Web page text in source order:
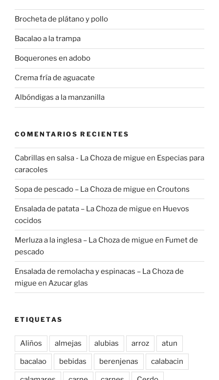
Brocheta de plátano y pollo
Bacalao a la trampa
Boquerones en adobo
Crema fría de aguacate
Albóndigas a la manzanilla
COMENTARIOS RECIENTES
Cabrillas en salsa - La Choza de migue en Especias para
caracoles
Sopa de pescado – La Choza de migue en Croutons
Ensalada de patata – La Choza de migue en Huevos
cocidos
Merluza a la inglesa – La Choza de migue en Fumet de
pescado
Ensalada de remolacha y espinacas – La Choza de
migue en Azucar glas
ETIQUETAS
Aliños almejas alubias arroz atun
bacalao bebidas berenjenas calabacin